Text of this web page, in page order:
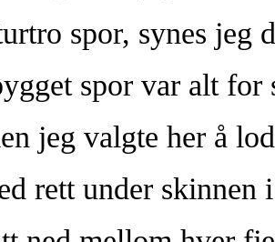
spor, synes jeg
spor var alt
jeg valgte her å
rett under